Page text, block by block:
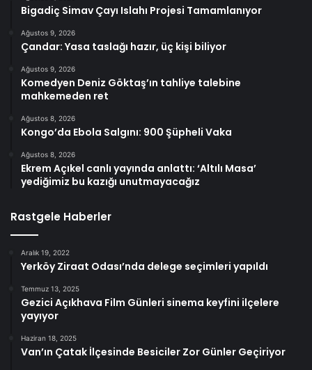
Bigadiç Simav Çayı Islahı Projesi Tamamlanıyor
Ağustos 9, 2026
Çandar: Yasa taslağı hazır, üç kişi biliyor
Ağustos 9, 2026
Komedyen Deniz Göktaş’ın tahliye talebine
mahkemeden ret
Ağustos 8, 2026
Kongo’da Ebola Salgını: 900 Şüpheli Vaka
Ağustos 8, 2026
Ekrem Açıkel canlı yayında anlattı: ‘Altılı Masa’
yediğimiz bu kazığı unutmayacağız
Rastgele Haberler
Aralık 19, 2022
Yerköy Ziraat Odası’nda delege seçimleri yapıldı
Temmuz 13, 2025
Gezici Açıkhava Film Günleri sinema keyfini ilçelere
yayıyor
Haziran 18, 2025
Van’ın Çatak İlçesinde Besiciler Zor Günler Geçiriyor